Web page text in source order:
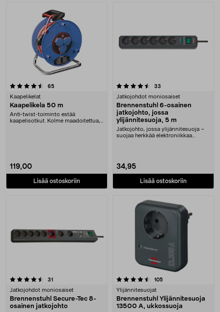
Tuotteet
65
Kaapelikelat
Kaapelikela 50 m
Anti-twist-toiminto estää
kaapelisotkut. Kolme maadoitettua,
119,00
Lisää ostoskoriin
4.5 viidestä tähdestä 33
Jatkojohdot moniosaiset
Brennenstuhl 6-osainen
jatkojohto, jossa
ylijännitesuoja, 5 m
Jatkojohto, jossa ylijännitesuoja –
suojaa herkkää elektroniikkaa
34,95
Lisää ostoskoriin
31
Jatkojohdot moniosaiset
Brennenstuhl Secure-Tec 8-
osainen jatkojohto
4.5 viidestä tähdestä 105
Ylijännitesuojat
Brennenstuhl Ylijännitesuoja
13500 A, ukkossuoja